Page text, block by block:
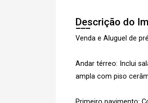
Descrição do
Venda e Aluguel de
Andar térreo: Inclui
ampla com piso